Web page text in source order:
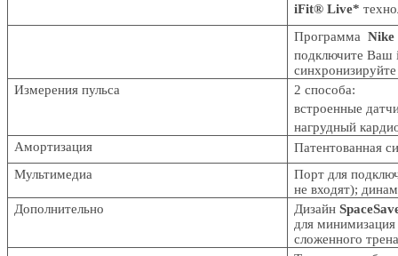
iFit® Live*
ПрограммаNike
подключите Ваш
Измерения пульса
2 способа:
встроенные
нагрудный
Амортизация
Патентованная
Мультимедиа
Порт для
не входят);
Дополнительно
Дизайн
для
сложенного